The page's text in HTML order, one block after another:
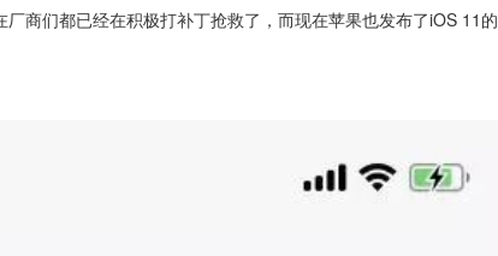
商们都已经在积极打补丁抢救了，而现在苹果也发布了iOS 11的